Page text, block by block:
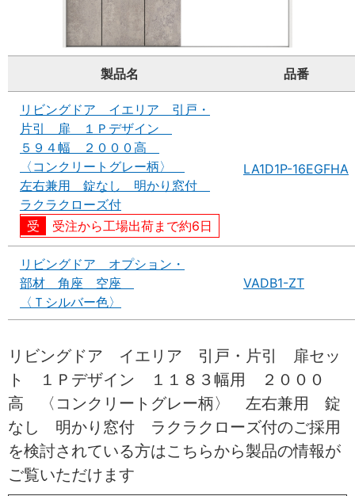
製品名 品番
リビングドア イエリア 引戸・
片引 扉 １Ｐデザイン
５９４幅 ２０００高
〈コンクリートグレー柄〉
左右兼用 錠なし 明かり窓付
ラクラクローズ付
受注から工場出荷まで約6日
LA1D1P-16EGFHA
リビングドア オプション・
部材 角座 空座
〈Ｔシルバー色〉
VADB1-ZT
リビングドア イエリア 引戸・片引 扉セッ
ト １Ｐデザイン １１８３幅用 ２０００
高 〈コンクリートグレー柄〉 左右兼用 錠
なし 明かり窓付 ラクラクローズ付のご採用
を検討されている方はこちらから製品の情報が
ご覧いただけます